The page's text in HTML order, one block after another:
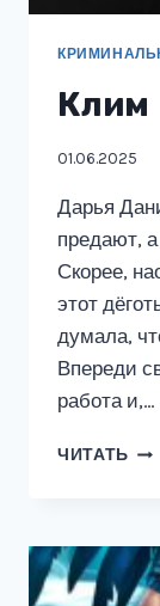
Клим
01.06.2025
Дарья
предают,
Скорее,
этот
думала,
Впереди
работа и,…
ЧИТАТЬ